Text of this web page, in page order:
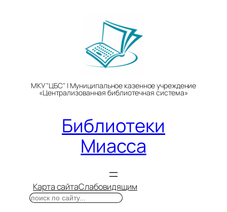
МКУ "ЦБС" | Муниципальное казенное учреждение
«Централизованная библиотечная система»
Библиотеки
Миасса
Карта сайтаСлабовидящим
Поиск